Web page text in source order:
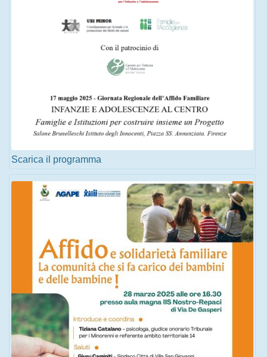
Scarica il programma